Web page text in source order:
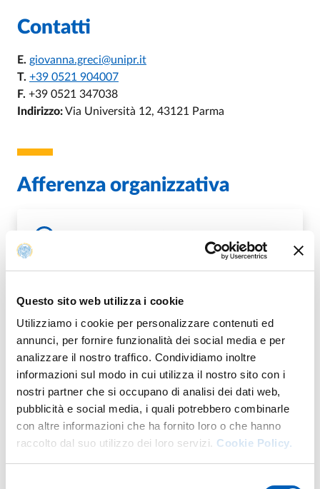
Questo sito web utilizza i cookie
Utilizziamo i cookie per personalizzare contenuti ed
annunci, per fornire funzionalità dei social media e per
analizzare il nostro traffico. Condividiamo inoltre
informazioni sul modo in cui utilizza il nostro sito con i
nostri partner che si occupano di analisi dei dati web,
pubblicità e social media, i quali potrebbero combinarle
con altre informazioni che ha fornito loro o che hanno
raccolto dal suo utilizzo dei loro servizi. Cookie Policy.
Contatti
E. giovanna.greci@unipr.it
T. +39 0521 904007
F. +39 0521 347038
Indirizzo:Via Università 12, 43121 Parma
Afferenza organizzativa
VAI ALLA SCHEDA DI U.O. RAPPORTI CON IL
Altro personale della struttura a questo
indirizzo
Personale tecnico amministrativo